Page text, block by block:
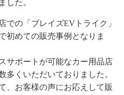
した。
での「ブレイズEVトライク」
初めての販売事例となりま
サポートが可能なカー用品店
多くいただいておりました。
、お客様の声にお応えして販